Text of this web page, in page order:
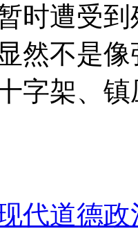
时遭受
然不是
字架、
代道德政